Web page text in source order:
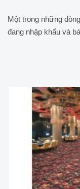
Một trong những
đang nhập khẩu và